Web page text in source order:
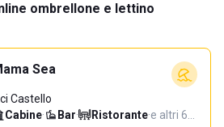
ombrellone e lettino
Sea
Castello
Cabine· Bar· Ristorante·e altri 6…